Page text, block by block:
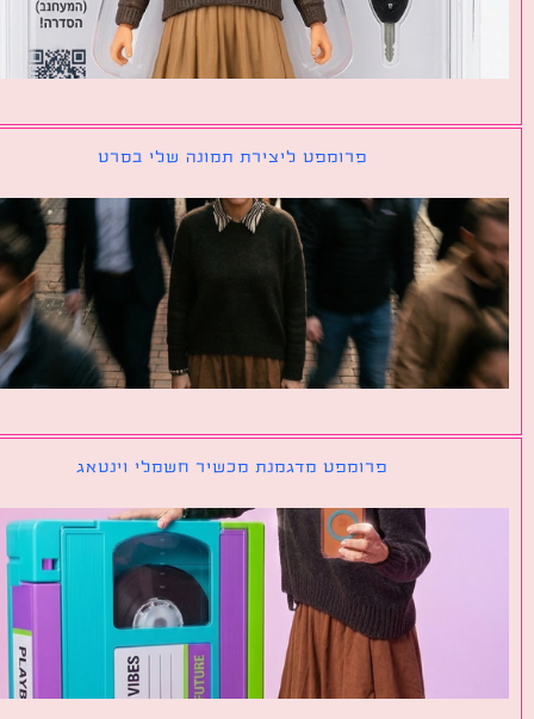
פרומפט ליצירת תמונה שלי בסרט
פרומפט מדגמנת מכשיר חשמלי וינטאג